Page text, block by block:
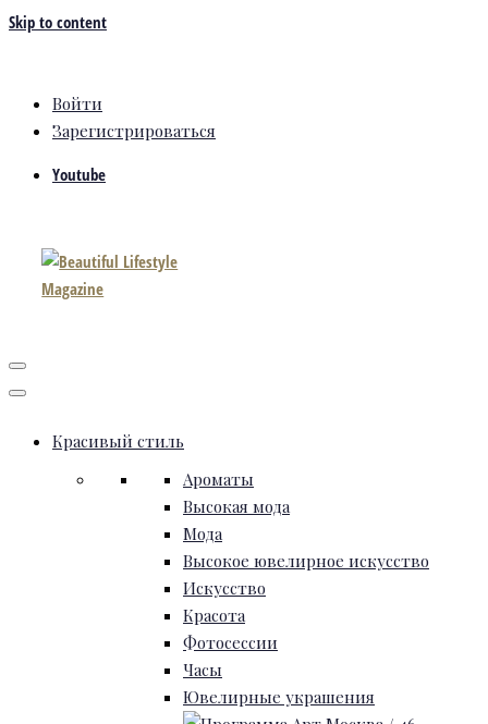
Skip to content
Войти
Зарегистрироваться
Youtube
Красивый стиль
Ароматы
Высокая мода
Мода
Высокое ювелирное искусство
Искусство
Красота
Фотосессии
Часы
Ювелирные украшения